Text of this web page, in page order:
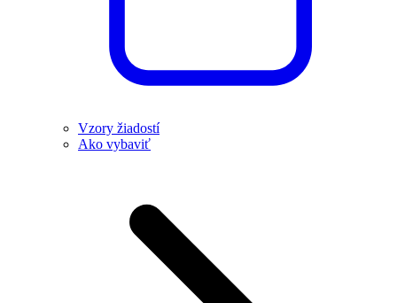
Vzory žiadostí
Ako vybaviť